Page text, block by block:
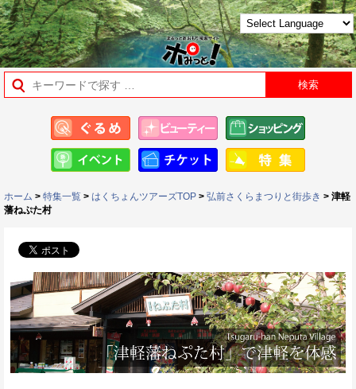
ホーム > 特集一覧 > はくちょんツアーズTOP > 弘前さくらまつりと街歩き > 津軽
藩ねぷた村